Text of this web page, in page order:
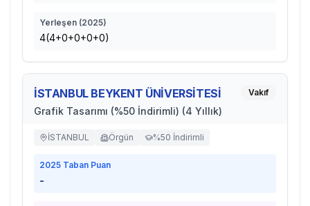
Yerleşen (2025)
4(4+0+0+0+0)
İSTANBUL BEYKENT ÜNİVERSİTESİ
Grafik Tasarımı (%50 İndirimli) (4 Yıllık)
Vakıf
İSTANBUL Örgün %50 İndirimli
2025 Taban Puan
-